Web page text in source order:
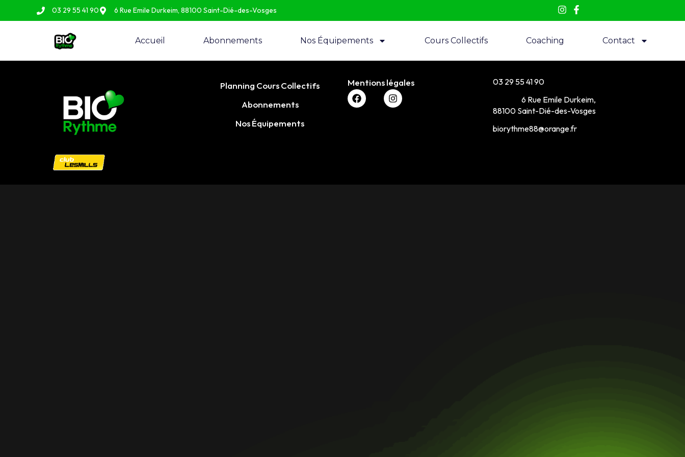
03 29 55 41 90 6 Rue Emile Durkeim, 88100 Saint-Dié-des-Vosges
Accueil Abonnements Nos Équipements Cours Collectifs Coaching Contact
Planning Cours Collectifs
Abonnements
Nos Équipements
Mentions légales
03 29 55 41 90
6 Rue Emile Durkeim,
88100 Saint-Dié-des-Vosges
biorythme88@orange.fr